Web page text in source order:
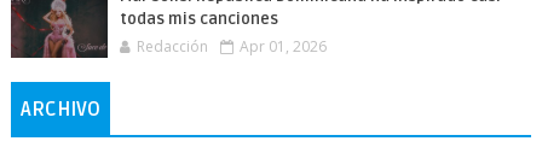
todas mis canciones
Redacción Apr 01, 2026
ARCHIVO